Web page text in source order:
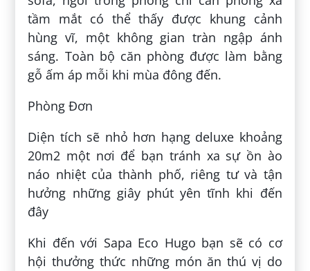
tầm mắt có thể thấy được khung cảnh
hùng vĩ, một không gian tràn ngập ánh
sáng. Toàn bộ căn phòng được làm bằng
gỗ ấm áp mỗi khi mùa đông đến.
Phòng Đơn
Diện tích sẽ nhỏ hơn hạng deluxe khoảng
20m2 một nơi để bạn tránh xa sự ồn ào
náo nhiệt của thành phố, riêng tư và tận
hưởng những giây phút yên tĩnh khi đến
đây
Khi đến với Sapa Eco Hugo bạn sẽ có cơ
hội thưởng thức những món ăn thú vị do